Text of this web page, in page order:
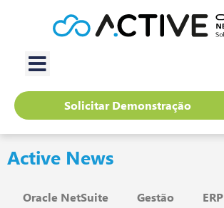
Solicitar Demonstração
Active News
Oracle NetSuite Gestão ERP